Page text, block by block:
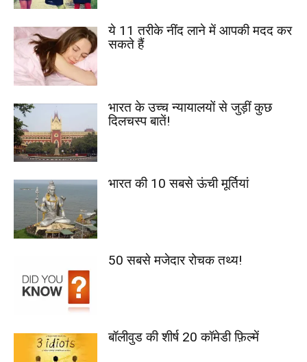
ये 11 तरीके नींद लाने में आपकी मदद कर
सकते हैं
भारत के उच्च न्यायालयों से जुड़ीं कुछ
दिलचस्प बातें!
भारत की 10 सबसे ऊंची मूर्तियां
50 सबसे मजेदार रोचक तथ्य!
बॉलीवुड की शीर्ष 20 कॉमेडी फ़िल्में